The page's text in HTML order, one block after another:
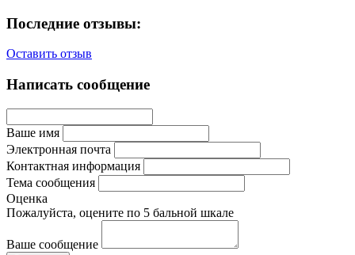
Последние отзывы:
Оставить отзыв
Написать сообщение
Ваше имя
Электронная почта
Контактная информация
Тема сообщения
Оценка
Пожалуйста, оцените по 5 бальной шкале
Ваше сообщение